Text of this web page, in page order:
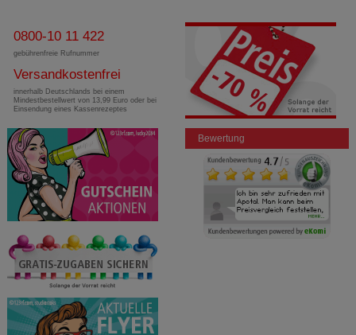
0800-10 11 422
gebührenfreie Rufnummer
Versandkostenfrei
innerhalb Deutschlands bei einem
Mindestbestellwert von 13,99 Euro oder bei
Einsendung eines Kassenrezeptes
Bewertung